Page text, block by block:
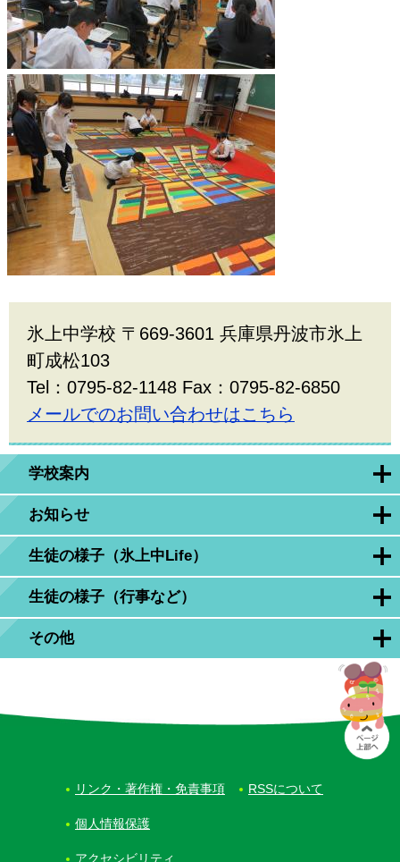
学校案内
お知らせ
生徒の様子（氷上中Life）
生徒の様子（行事など）
その他
氷上中学校 〒669-3601 兵庫県丹波市氷上
町成松103
Tel：0795-82-1148 Fax：0795-82-6850
メールでのお問い合わせはこちら
リンク・著作権・免責事項 RSSについて
個人情報保護
アクセシビリティ